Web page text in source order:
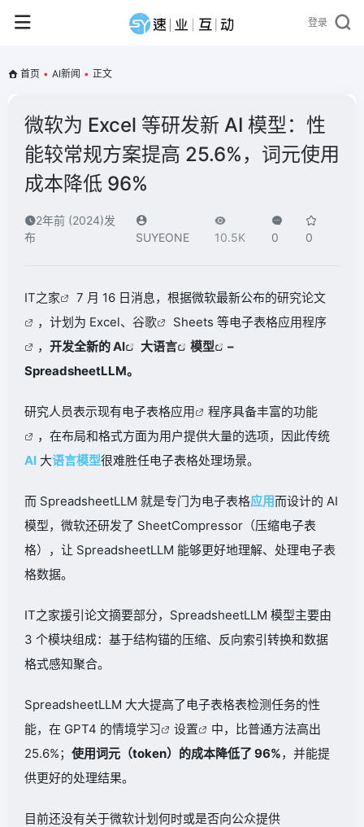
登录
首页 • AI新闻 • 正文
微软为 Excel 等研发新 AI 模型：性
能较常规方案提高 25.6%，词元使用
成本降低 96%
2年前 (2024)发
布
SUYEONE 10.5K 0 0
IT之家 7 月 16 日消息，根据微软最新公布的研究论文
，计划为 Excel、 谷歌 Sheets 等电子表格应用程序
， 开发全新的AI 大语言 模型
–
SpreadsheetLLM。
研究人员表示现有电子表格应用 程序具备丰富的功能
，在布局和格式方面为用户提供大量的选项，因此传统
AI 大语言模型很难胜任电子表格处理场景。
而 SpreadsheetLLM 就是专门为电子表格应用而设计的 AI
模型，微软还研发了 SheetCompressor（压缩电子表
格），让 SpreadsheetLLM 能够更好地理解、处理电子表
格数据。
IT之家援引论文摘要部分，SpreadsheetLLM 模型主要由
3 个模块组成：基于结构锚的压缩、反向索引转换和数据
格式感知聚合。
SpreadsheetLLM 大大提高了电子表格表检测任务的性
能，在 GPT4 的情境学习 设置
中，比普通方法高出
25.6%； 使用词元（token）的成本降低了 96%，并能提
供更好的处理结果。
目前还没有关于微软计划何时或是否向公众提供